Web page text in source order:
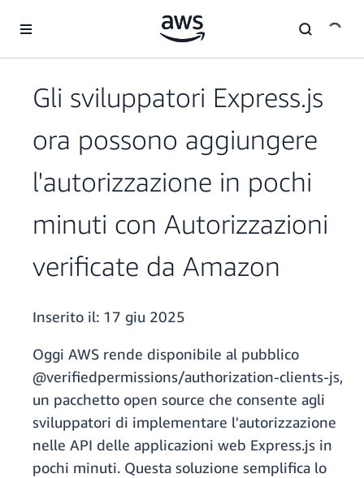
Gli sviluppatori Express.js
ora possono aggiungere
l'autorizzazione in pochi
minuti con Autorizzazioni
verificate da Amazon
Inserito il: 17 giu 2025
Oggi AWS rende disponibile al pubblico
@verifiedpermissions/authorization-clients-js,
un pacchetto open source che consente agli
sviluppatori di implementare l'autorizzazione
nelle API delle applicazioni web Express.js in
pochi minuti. Questa soluzione semplifica lo